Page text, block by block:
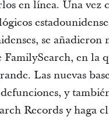
en línea. Una vez
se añadieron
en la
Las nuevas
y
Records y haga